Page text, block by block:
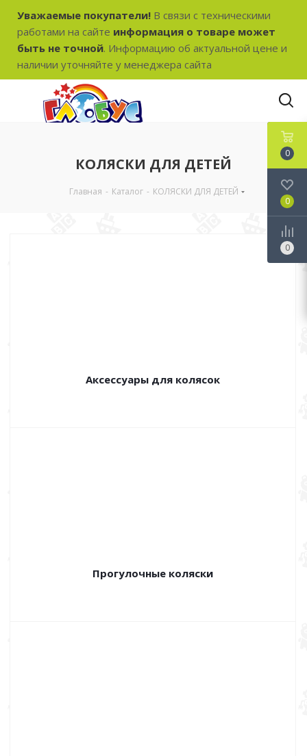
Уважаемые покупатели! В связи с техническими
работами на сайте информация о товаре может
быть не точной. Информацию об актуальной цене и
наличии уточняйте у менеджера сайта
КОЛЯСКИ ДЛЯ ДЕТЕЙ
Главная - Каталог - КОЛЯСКИ ДЛЯ ДЕТЕЙ
Аксессуары для колясок
Прогулочные коляски
0
0
0